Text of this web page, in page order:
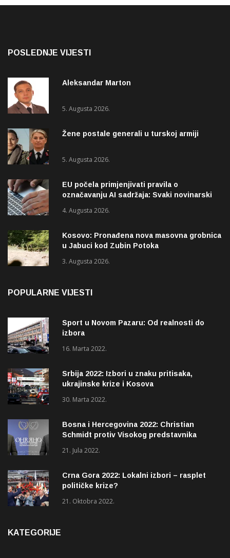
POSLEDNJE VIJESTI
Aleksandar Marton
5. Augusta 2026.
Žene postale generali u turskoj armiji
5. Augusta 2026.
EU počela primjenjivati pravila o
označavanju AI sadržaja: Svaki novinarski
4. Augusta 2026.
Kosovo: Pronađena nova masovna grobnica
u Jabuci kod Zubin Potoka
3. Augusta 2026.
POPULARNE VIJESTI
Sport u Novom Pazaru: Od realnosti do
izbora
16. Marta 2022.
Srbija 2022: Izbori u znaku pritisaka,
ukrajinske krize i Kosova
30. Marta 2022.
Bosna i Hercegovina 2022: Christian
Schmidt protiv Visokog predstavnika
21. Jula 2022.
Crna Gora 2022: Lokalni izbori – rasplet
političke krize?
21. Oktobra 2022.
KATEGORIJE